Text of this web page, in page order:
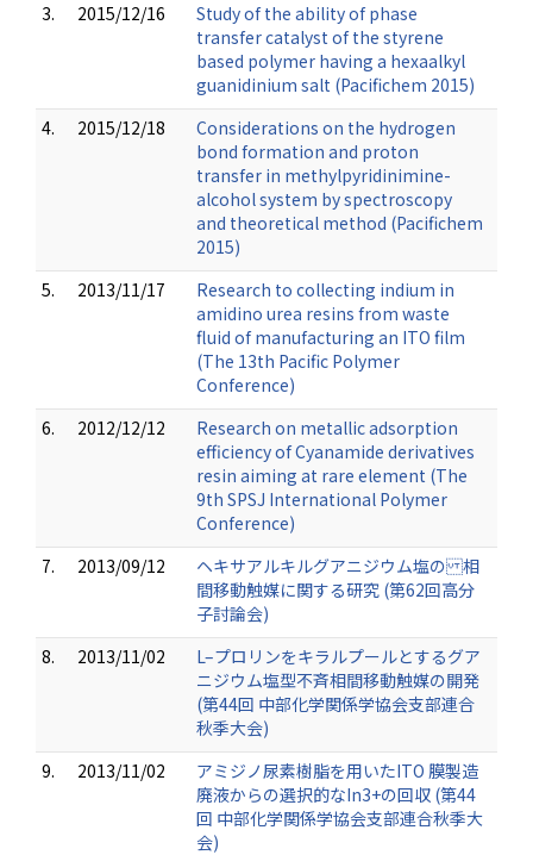
3.
2015/12/16
Study of the ability of phase
transfer catalyst of the styrene
based polymer having a hexaalkyl
guanidinium salt (Pacifichem 2015)
4.
2015/12/18
Considerations on the hydrogen
bond formation and proton
transfer in methylpyridinimine-
alcohol system by spectroscopy
and theoretical method (Pacifichem
2015)
5.
2013/11/17
Research to collecting indium in
amidino urea resins from waste
fluid of manufacturing an ITO film
(The 13th Pacific Polymer
Conference)
6.
2012/12/12
Research on metallic adsorption
efficiency of Cyanamide derivatives
resin aiming at rare element (The
9th SPSJ International Polymer
Conference)
7.
2013/09/12
ヘキサアルキルグアニジウム塩の 相
間移動触媒に関する研究 (第62回高分
子討論会)
8.
2013/11/02
L–プロリンをキラルプールとするグア
ニジウム塩型不斉相間移動触媒の開発
(第44回 中部化学関係学協会支部連合
秋季大会)
9.
2013/11/02
アミジノ尿素樹脂を用いたITO 膜製造
廃液からの選択的なIn3+の回収 (第44
回 中部化学関係学協会支部連合秋季大
会)